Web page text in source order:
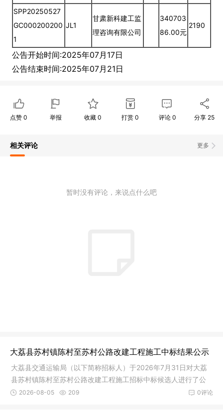
SPP20250527
GC000200200
1
JL1
甘肃新科建工监
理咨询有限公司
340703
86.00元
2190
公告开始时间:2025年07月17日
公告结束时间:2025年07月21日
点赞 0 举报 收藏0 打赏 0 评论 0 分享 25
更多
相关评论
暂时没有评论，来说点什么吧
大荔县苏村镇陈村至苏村公路改建工程施工中标结果公示
大荔县交通运输局（以下简称招标人）于2026年7月31日对大荔
县苏村镇陈村至苏村公路改建工程施工招标中标候选人进行了公
示，现公
0评论
2026-08-05 209